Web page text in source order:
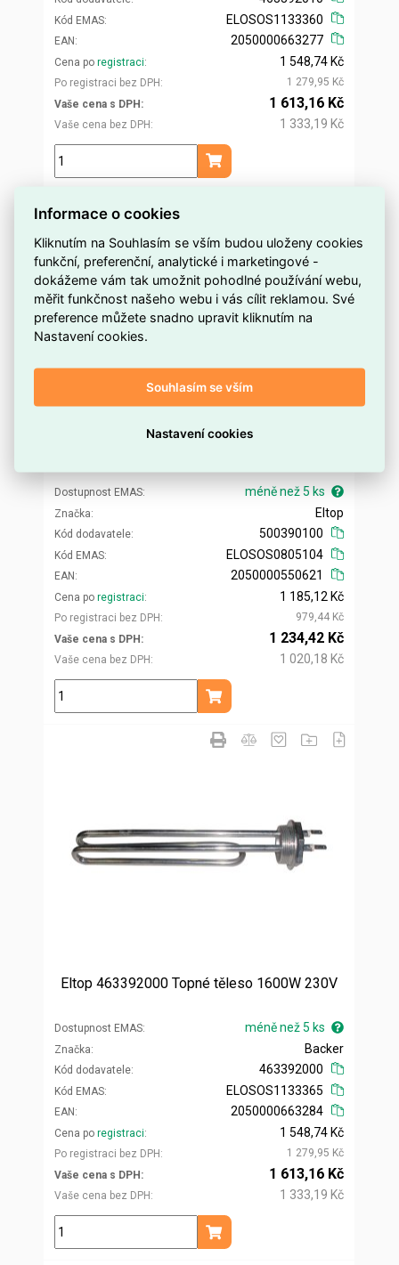
Kód EMAS
EAN
ELOSOS1133360
2050000663277
Cena po registraci
Po registraci bez DPH
1 548,74 Kč
1 279,95 Kč
Vaše cena s DPH
Vaše cena bez DPH
1 613,16 Kč
1 333,19 Kč
ks
Přidat do košíku
Keramické topné těleso 1600W 230V ELTOP
Dostupnost EMAS méně než 5 ks
Značka
Kód dodavatele
Eltop
500390100
Kód EMAS
EAN
ELOSOS0805104
2050000550621
Cena po registraci
Po registraci bez DPH
1 185,12 Kč
979,44 Kč
Vaše cena s DPH
Vaše cena bez DPH
1 234,42 Kč
1 020,18 Kč
ks
Přidat do košíku
Eltop 463392000 Topné těleso 1600W 230V
Dostupnost EMAS méně než 5 ks
Značka
Kód dodavatele
Backer
463392000
Kód EMAS
EAN
ELOSOS1133365
2050000663284
Cena po registraci
Po registraci bez DPH
1 548,74 Kč
1 279,95 Kč
Vaše cena s DPH
Vaše cena bez DPH
1 613,16 Kč
1 333,19 Kč
ks
Přidat do košíku
Informace o cookies
Kliknutím na Souhlasím se vším budou uloženy cookies
funkční, preferenční, analytické i marketingové -
dokážeme vám tak umožnit pohodlné používání webu,
měřit funkčnost našeho webu i vás cílit reklamou. Své
preference můžete snadno upravit kliknutím na
Nastavení cookies.
Souhlasím se vším
Nastavení cookies